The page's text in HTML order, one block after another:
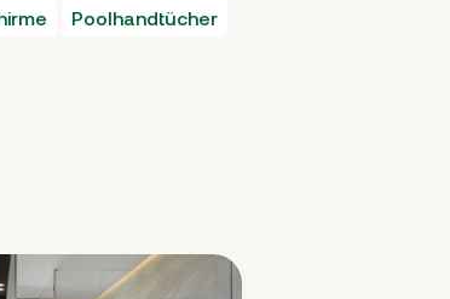
Poolhandtücher